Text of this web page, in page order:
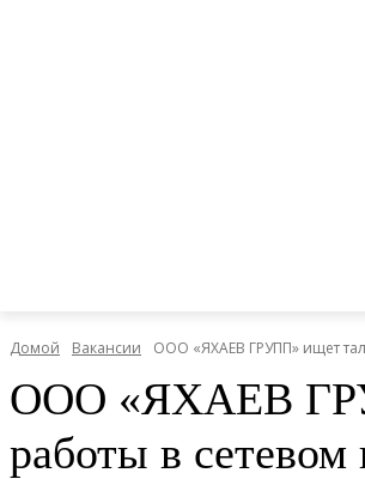
Домой Вакансии ООО «ЯХАЕВ ГРУПП» ищет
ООО «ЯХАЕВ
работы в